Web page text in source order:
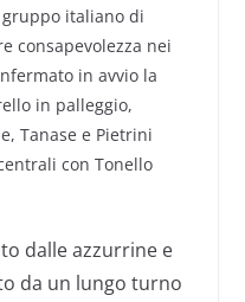
italiano di
consapevolezza nei
in avvio la
in palleggio,
Tanase e Pietrini
con Tonello
dalle azzurrine e
da un lungo turno